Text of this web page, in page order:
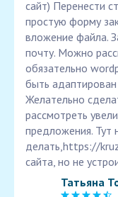
сайт) Перенести
простую форму
вложение файла.
почту. Можно
обязательно
быть
Желательно
рассмотреть
предложения. Тут
делать,https://
сайта, но не
Татьяна